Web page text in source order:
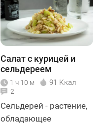
Салат с курицей и
сельдереем
1 ч 10 м 91 Ккал
2
Сельдерей - растение,
обладающее